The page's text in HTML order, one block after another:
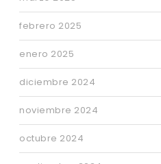
febrero 2025
enero 2025
diciembre 2024
noviembre 2024
octubre 2024